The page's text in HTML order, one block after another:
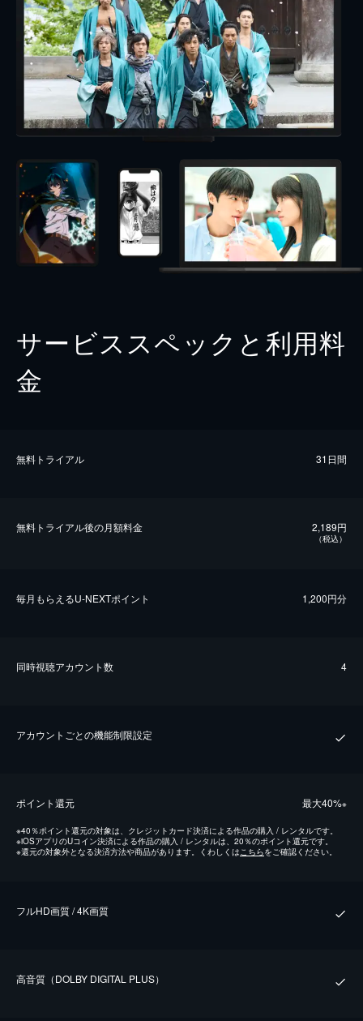
サービススペックと利用料
金
無料トライアル 31日間
無料トライアル後の⽉額料金 2,189円
（税込）
毎⽉もらえるU-NEXTポイント 1,200円分
同時視聴アカウント数 4
アカウントごとの機能制限設定
ポイント還元 最⼤40%※
※40％ポイント還元の対象は、クレジットカード決済による作品の購入 / レンタルです。
※iOSアプリのUコイン決済による作品の購入 / レンタルは、20％のポイント還元です。
※還元の対象外となる決済方法や商品があります。くわしくはこちらをご確認ください。
フルHD画質 / 4K画質
⾼⾳質（DOLBY DIGITAL PLUS）